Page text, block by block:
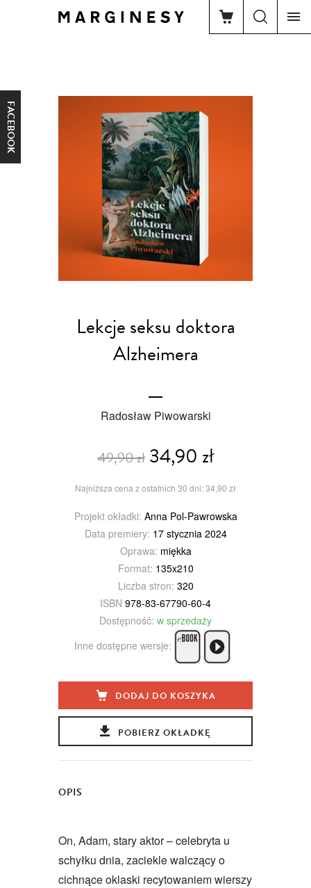
FACEBOOK
Lekcje seksu doktora
Alzheimera
Radosław Piwowarski
49,90 zł34,90 zł
Najniższa cena z ostatnich 30 dni: 34,90 zł
Projekt okładki: Anna Pol-Pawrowska
Data premiery: 17 stycznia 2024
Oprawa: miękka
Format: 135x210
Liczba stron: 320
ISBN 978-83-67790-60-4
Dostępność: w sprzedaży
Inne dostępne wersje:
DODAJ DO KOSZYKA
POBIERZ OKŁADKĘ
OPIS
On, Adam, stary aktor – celebryta u
schyłku dnia, zaciekle walczący o
cichnące oklaski recytowaniem wierszy